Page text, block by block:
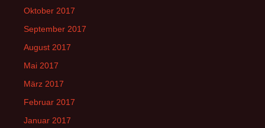
Oktober 2017
September 2017
August 2017
Mai 2017
März 2017
Februar 2017
Januar 2017